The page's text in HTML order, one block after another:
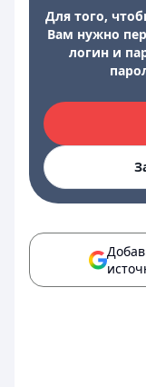
Для того,
Вам нужно
логин и